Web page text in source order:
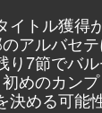
イトル獲得
アルバセテ
り7節でバ
めのカン
める可能